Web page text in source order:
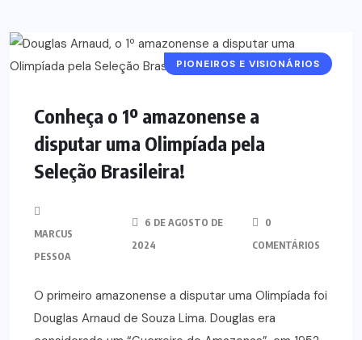
PIONEIROS E VISIONÁRIOS
Conheça o 1º amazonense a
disputar uma Olimpíada pela
Seleção Brasileira!
MARCUS
PESSOA
6 DE AGOSTO DE
2024
0
COMENTÁRIOS
O primeiro amazonense a disputar uma Olimpíada foi
Douglas Arnaud de Souza Lima. Douglas era